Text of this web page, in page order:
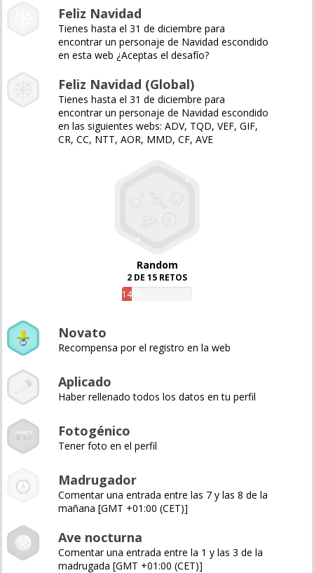
Feliz Navidad
Tienes hasta el 31 de diciembre para
encontrar un personaje de Navidad escondido
en esta web ¿Aceptas el desafío?
Feliz Navidad (Global)
Tienes hasta el 31 de diciembre para
encontrar un personaje de Navidad escondido
en las siguientes webs: ADV, TQD, VEF, GIF,
CR, CC, NTT, AOR, MMD, CF, AVE
Random
2 DE 15 RETOS
14%
Novato
Recompensa por el registro en la web
Aplicado
Haber rellenado todos los datos en tu perfil
Fotogénico
Tener foto en el perfil
Madrugador
Comentar una entrada entre las 7 y las 8 de la
mañana [GMT +01:00 (CET)]
Ave nocturna
Comentar una entrada entre la 1 y las 3 de la
madrugada [GMT +01:00 (CET)]